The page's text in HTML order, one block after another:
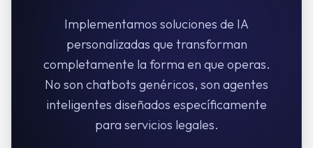
Implementamos soluciones de IA
personalizadas que transforman
completamente la forma en que operas.
No son chatbots genéricos, son agentes
inteligentes diseñados específicamente
para servicios legales.